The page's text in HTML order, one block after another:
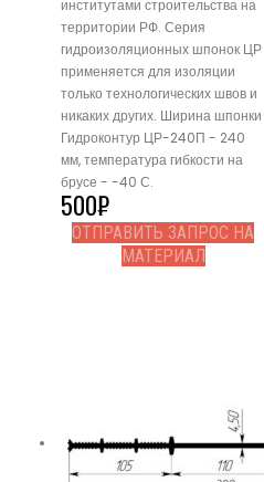
институтами строительства на
территории РФ. Серия
гидроизоляционных шпонок ЦР
применяется для изоляции
только технологических швов и
никаких других. Ширина шпонки
Гидроконтур ЦР-240П - 240
мм, температура гибкости на
брусе - -40 С.
500₽
ОТПРАВИТЬ ЗАПРОС НА
МАТЕРИАЛ